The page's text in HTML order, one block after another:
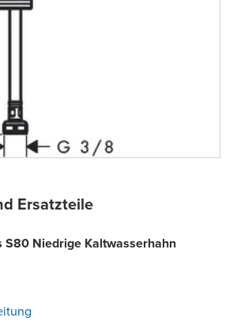
Ersatzteile
S80 Niedrige Kaltwasserhahn